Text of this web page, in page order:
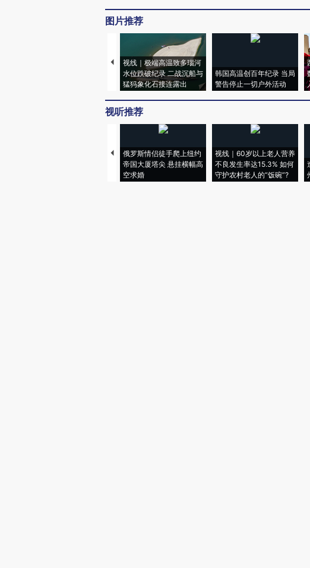
图片推荐
视线｜极端高温致多瑙河
水位跌破纪录 二战沉船与
猛犸象化石接连露出
韩国高温创百年纪录 当局
警告停止一切户外活动
视听推荐
俄罗斯情侣徒手爬上纽约
帝国大厦塔尖 悬挂横幅高
空求婚
视线｜60岁以上老人营养
不良发生率达15.3% 如何
守护农村老人的“饭碗”?